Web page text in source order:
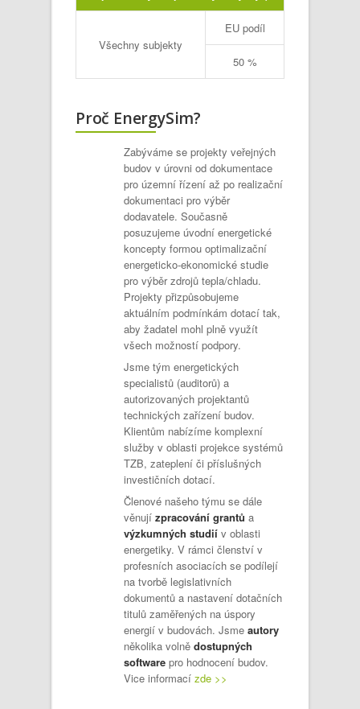
Všechny subjekty
EU podíl
50 %
Proč EnergySim?
Zabýváme se projekty veřejných
budov v úrovni od dokumentace
pro územní řízení až po realizační
dokumentaci pro výběr
dodavatele. Současně
posuzujeme úvodní energetické
koncepty formou optimalizační
energeticko-ekonomické studie
pro výběr zdrojů tepla/chladu.
Projekty přizpůsobujeme
aktuálním podmínkám dotací tak,
aby žadatel mohl plně využít
všech možností podpory.
Jsme tým energetických
specialistů (auditorů) a
autorizovaných projektantů
technických zařízení budov.
Klientům nabízíme komplexní
služby v oblasti projekce systémů
TZB, zateplení či příslušných
investičních dotací.
Členové našeho týmu se dále
věnují zpracování grantů a
výzkumných studií v oblasti
energetiky. V rámci členství v
profesních asociacích se podílejí
na tvorbě legislativních
dokumentů a nastavení dotačních
titulů zaměřených na úspory
energií v budovách. Jsme autory
několika volně dostupných
software pro hodnocení budov.
Vice informací zde >>